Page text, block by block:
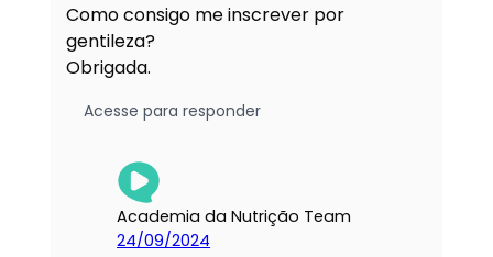
Como consigo me inscrever por
gentileza?
Obrigada.
Acesse para responder
Academia da Nutrição Team
24/09/2024